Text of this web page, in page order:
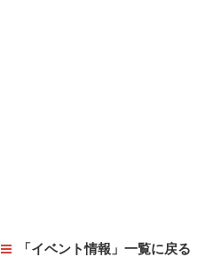
「イベント情報」一覧に戻る